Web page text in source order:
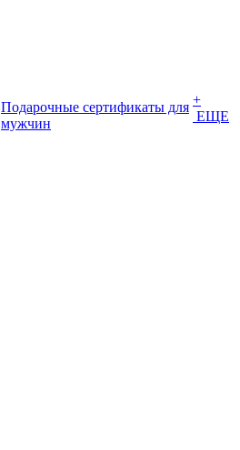
Подарочные сертификаты для
мужчин
+
ЕЩЕ